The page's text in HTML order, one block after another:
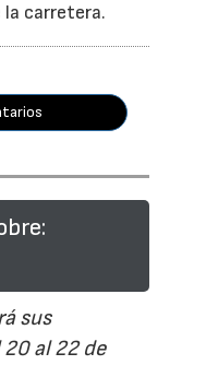
carretera.
sus
al 22 de